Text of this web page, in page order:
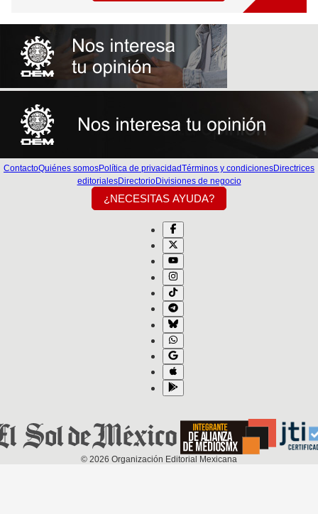
ContactoQuiénes somosPolítica de privacidadTérminos y condicionesDirectrices
editorialesDirectorioDivisiones de negocio
¿NECESITAS AYUDA?
© 2026 Organización Editorial Mexicana